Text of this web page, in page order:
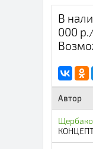
В
000
Автор